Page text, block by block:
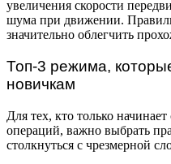
увеличения скорости
шума при движении.
значительно облегчить
Топ-3 режима,
новичкам
Для тех, кто только
операций, важно выбрать
столкнуться с чрезмерной